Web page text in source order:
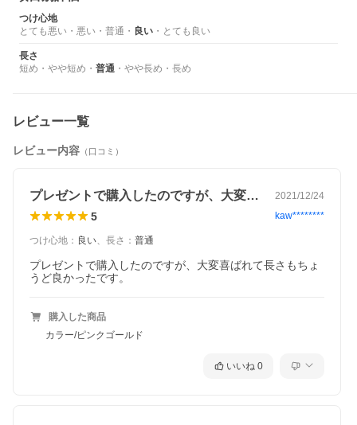
つけ心地
とても悪い ・ 悪い ・ 普通 ・ 良い ・ とても良い
長さ
短め ・ やや短め ・ 普通 ・ やや長め ・ 長め
レビュー一覧
レビュー内容 （口コミ）
プレゼントで購入したのですが、大変喜ば… 2021/12/24
5 kaw********
つけ心地 ： 良い、 長さ ： 普通
プレゼントで購入したのですが、大変喜ばれて長さもちょ
うど良かったです。
購入した商品
カラー/ピンクゴールド
いいね 0